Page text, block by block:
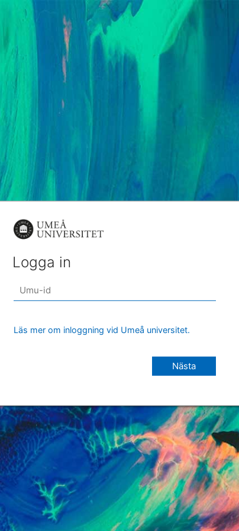
Logga in
Läs mer om inloggning vid Umeå universitet.
Nästa